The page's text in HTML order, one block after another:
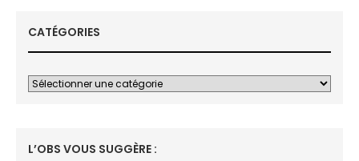
CATÉGORIES
L’OBS VOUS SUGGÈRE :